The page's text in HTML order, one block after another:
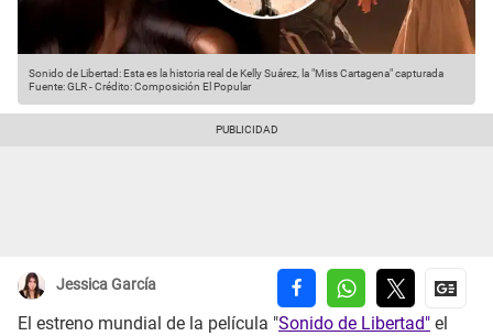
Sonido de Libertad: Esta es la historia real de Kelly Suárez, la "Miss Cartagena" capturada
Fuente: GLR-Crédito: Composición El Popular
Jessica García
El estreno mundial de la película "Sonido de Libertad" el